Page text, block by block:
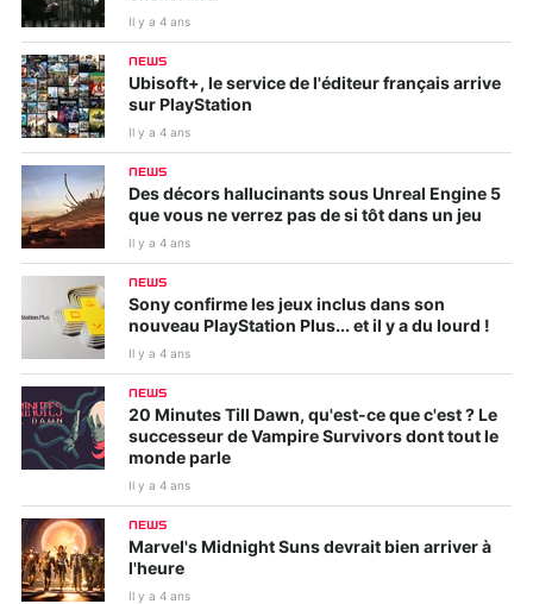
Il y a 4 ans
NEWS
Ubisoft+, le service de l'éditeur français arrive
sur PlayStation
Il y a 4 ans
NEWS
Des décors hallucinants sous Unreal Engine 5
que vous ne verrez pas de si tôt dans un jeu
Il y a 4 ans
NEWS
Sony confirme les jeux inclus dans son
nouveau PlayStation Plus... et il y a du lourd !
Il y a 4 ans
NEWS
20 Minutes Till Dawn, qu'est-ce que c'est ? Le
successeur de Vampire Survivors dont tout le
monde parle
Il y a 4 ans
NEWS
Marvel's Midnight Suns devrait bien arriver à
l'heure
Il y a 4 ans